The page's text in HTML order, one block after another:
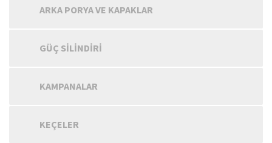
ARKA PORYA VE KAPAKLAR
GÜÇ SILINDIRI
KAMPANALAR
KEÇELER